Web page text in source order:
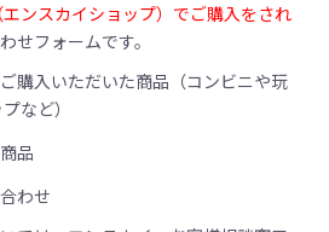
ンスカイショップ）でご購入をされ
せフォームです。
購入いただいた商品（コンビニや玩
など）
品
わせ